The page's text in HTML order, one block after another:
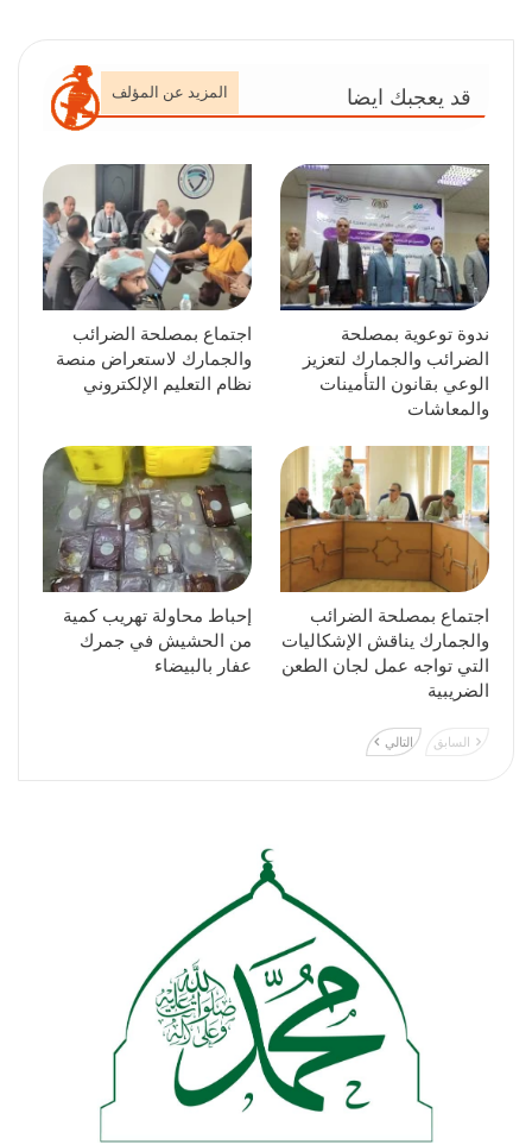
قد يعجبك ايضا المزيد عن المؤلف
ندوة توعوية بمصلحة
الضرائب والجمارك لتعزيز
الوعي بقانون التأمينات
والمعاشات
اجتماع بمصلحة الضرائب
والجمارك لاستعراض منصة
نظام التعليم الإلكتروني
اجتماع بمصلحة الضرائب
والجمارك يناقش الإشكاليات
التي تواجه عمل لجان الطعن
الضريبية
إحباط محاولة تهريب كمية
من الحشيش في جمرك
عفار بالبيضاء
السابق التالي